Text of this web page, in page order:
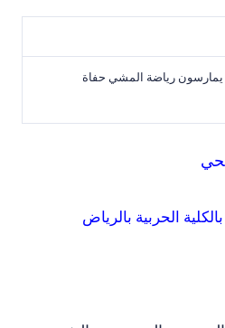
رياضة المشي حفاة
الحربية بالرياض